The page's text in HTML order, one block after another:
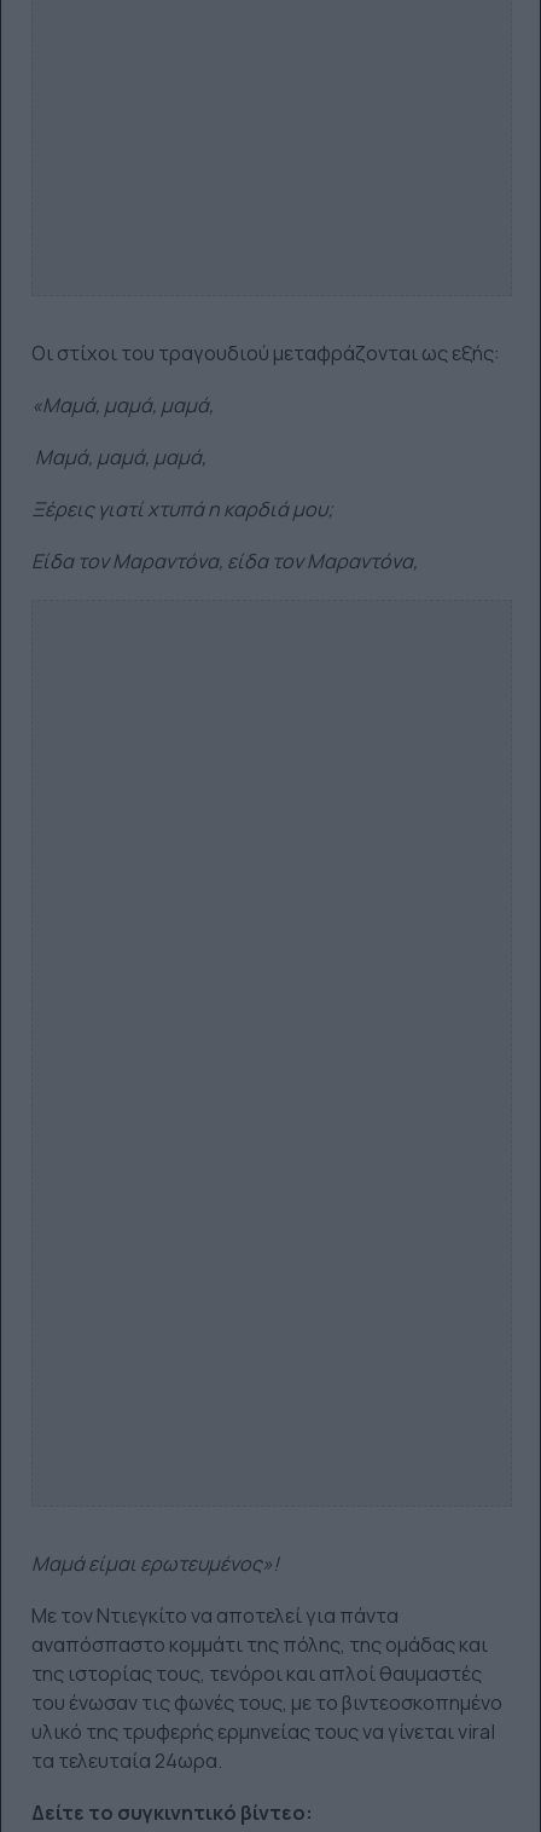
Οι στίχοι του τραγουδιού μεταφράζονται ως εξής:
«Μαμά, μαμά, μαμά,
Μαμά, μαμά, μαμά,
Ξέρεις γιατί χτυπά η καρδιά μου;
Είδα τον Μαραντόνα, είδα τον Μαραντόνα,
Μαμά είμαι ερωτευμένος»!
Με τον Ντιεγκίτο να αποτελεί για πάντα
αναπόσπαστο κομμάτι της πόλης, της ομάδας και
της ιστορίας τους, τενόροι και απλοί θαυμαστές
του ένωσαν τις φωνές τους, με το βιντεοσκοπημένο
υλικό της τρυφερής ερμηνείας τους να γίνεται viral
τα τελευταία 24ωρα.
Δείτε το συγκινητικό βίντεο: